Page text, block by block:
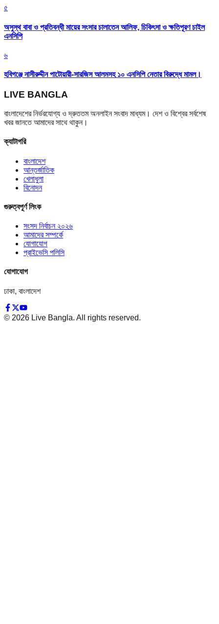
৫
অসুস্থ বাবা ও প্রতিবন্ধী মায়ের সংসার চালাতেন আলিফ, চিকিৎসা ও ক্ষতিপূরণ চাইল
এনসিপি
৬
হবিগঞ্জে নাসীরুদ্দীন পাটোয়ারী-সারজিস আলমসহ ১০ এনসিপি নেতার বিরুদ্ধে মামল।
LIVE BANGLA
বাংলাদেশের নির্ভরযোগ্য ও দ্রুততম অনলাইন সংবাদ মাধ্যম। দেশ ও বিশ্বের সর্বশেষ
খবর জানতে আমাদের সাথে থাকুন।
ক্যাটাগরি
বাংলাদেশ
আন্তর্জাতিক
খেলাধুলা
বিনোদন
গুরুত্বপূর্ণ লিংক
সংসদ নির্বাচন ২০২৬
আমাদের সম্পর্কে
যোগাযোগ
প্রাইভেসি পলিসি
যোগাযোগ
ঢাকা, বাংলাদেশ
© 2026 Live Bangla. All rights reserved.